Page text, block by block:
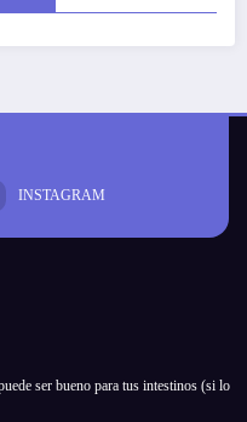
INSTAGRAM
ser bueno para tus intestinos (si lo